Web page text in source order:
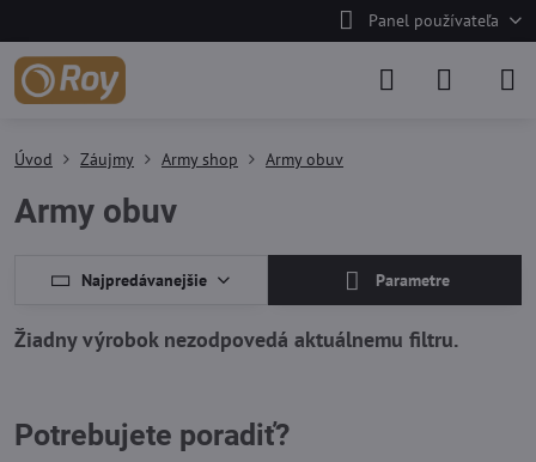
Panel používateľa
Úvod Záujmy Army shop Army obuv
Army obuv
Najpredávanejšie Parametre
Potrebujete poradiť?